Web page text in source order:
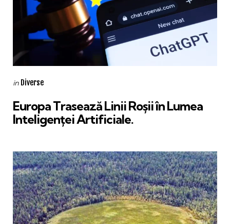
Categories
Posted
in Diverse
Europa Trasează Linii Roșii în Lumea
Inteligenței Artificiale.